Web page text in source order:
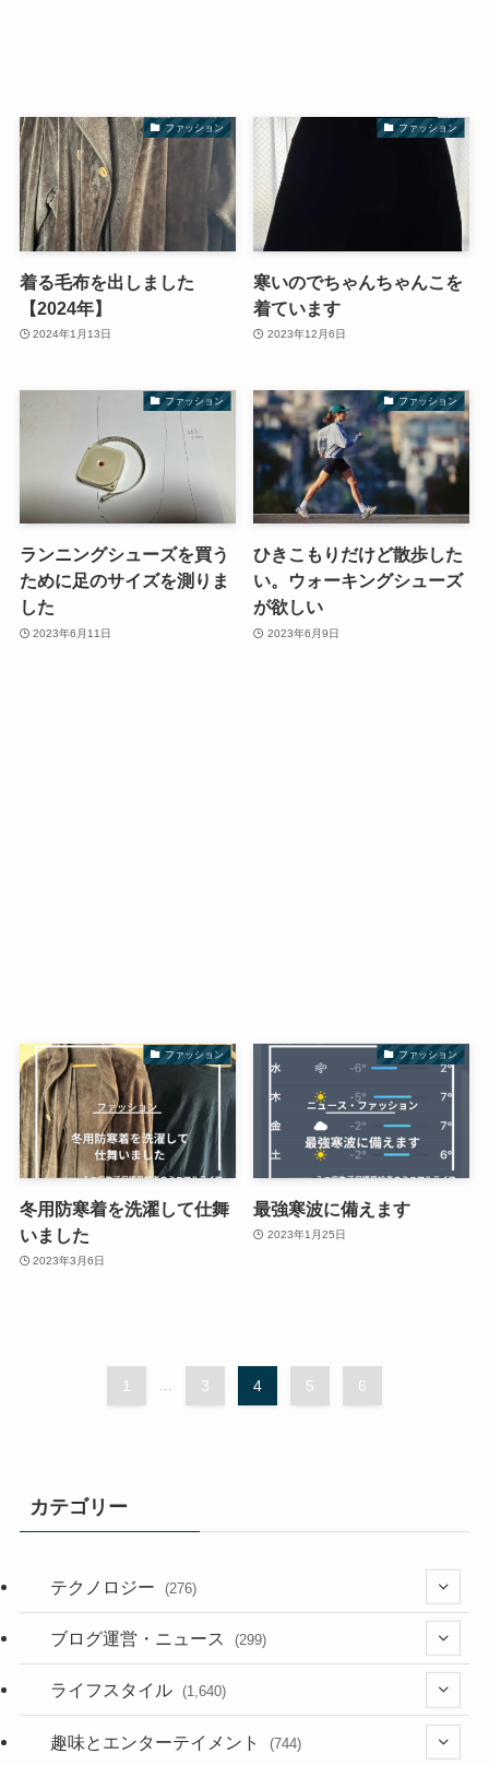
ファッション
着る毛布を出しました
【2024年】
2024年1月13日
ファッション
寒いのでちゃんちゃんこを
着ています
2023年12月6日
ファッション
ランニングシューズを買う
ために足のサイズを測りま
した
2023年6月11日
ファッション
ひきこもりだけど散歩した
い。ウォーキングシューズ
が欲しい
2023年6月9日
ファッション
冬用防寒着を洗濯して仕舞
いました
2023年3月6日
ファッション
最強寒波に備えます
2023年1月25日
1 3 4 5 6
カテゴリー
テクノロジー (276)
(36)
(187)
ブログ運営・ニュース (299)
(118)
(181)
ライフスタイル (1,640)
(395)
趣味とエンターテイメント (744)